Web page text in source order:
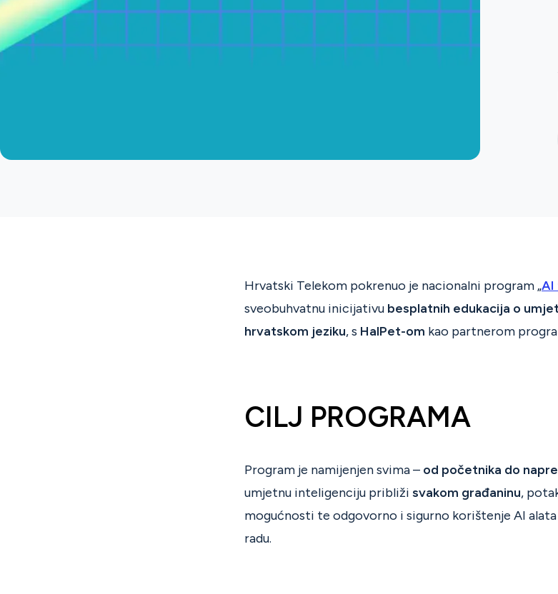
Hrvatski Telekom pokrenuo je nacionalni program „AI
sveobuhvatnu inicijativu besplatnih edukacija o
hrvatskom jeziku, s HalPet-om kao partnerom
CILJ PROGRAMA
Program je namijenjen svima – od početnika do
umjetnu inteligenciju približi svakom građaninu,
mogućnosti te odgovorno i sigurno korištenje AI
radu.